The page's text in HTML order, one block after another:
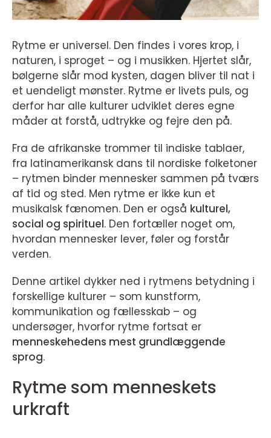
Rytme er universel. Den findes i vores krop, i
naturen, i sproget – og i musikken. Hjertet slår,
bølgerne slår mod kysten, dagen bliver til nat i
et uendeligt mønster. Rytme er livets puls, og
derfor har alle kulturer udviklet deres egne
måder at forstå, udtrykke og fejre den på.
Fra de afrikanske trommer til indiske tablaer,
fra latinamerikansk dans til nordiske folketoner
– rytmen binder mennesker sammen på tværs
af tid og sted. Men rytme er ikke kun et
musikalsk fænomen. Den er også kulturel,
social og spirituel. Den fortæller noget om,
hvordan mennesker lever, føler og forstår
verden.
Denne artikel dykker ned i rytmens betydning i
forskellige kulturer – som kunstform,
kommunikation og fællesskab – og
undersøger, hvorfor rytme fortsat er
menneskehedens mest grundlæggende
sprog.
Rytme som menneskets
urkraft